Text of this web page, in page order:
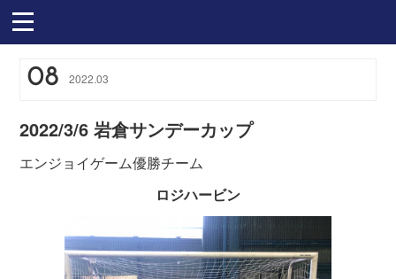
08 2022.03
2022/3/6 岩倉サンデーカップ
エンジョイゲーム優勝チーム
ロジハービン